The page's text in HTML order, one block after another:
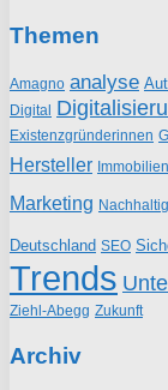
Themen
Amagno analyse
Digital
Existenzgründerinnen
Hersteller
Marketing
Deutschland SEO
Trends
Ziehl-Abegg Zukunft
Archiv